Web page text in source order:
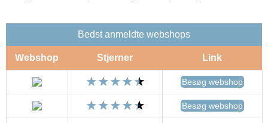
Bedst anmeldte webshops
Webshop Stjerner Link
Besøg webshop
Besøg webshop